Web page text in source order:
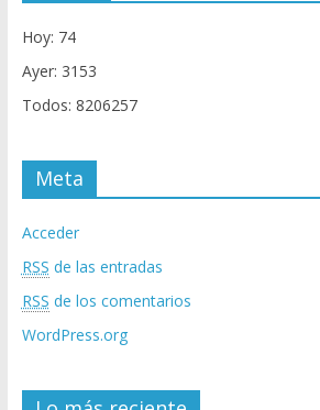
Hoy: 74
Ayer: 3153
Todos: 8206257
Meta
Acceder
RSS de las entradas
RSS de los comentarios
WordPress.org